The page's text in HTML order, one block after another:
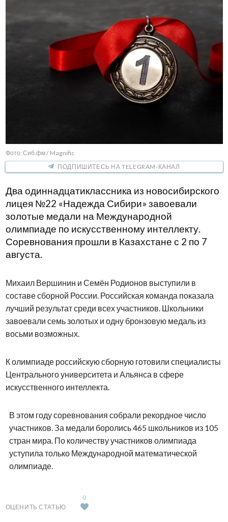
Фото: Сиб.фм / Magnific
ПОДПИШИТЕСЬ НА TELEGRAM-КАНАЛ
Два одиннадцатиклассника из новосибирского
лицея №22 «Надежда Сибири» завоевали
золотые медали на Международной
олимпиаде по искусственному интеллекту.
Соревнования прошли в Казахстане с 2 по 7
августа.
Михаил Вершинин и Семён Родионов выступили в
составе сборной России. Российская команда показала
лучший результат среди всех участников. Школьники
завоевали семь золотых и одну бронзовую медаль из
восьми возможных.
К олимпиаде российскую сборную готовили специалисты
Центрального университета и Альянса в сфере
искусственного интеллекта.
В этом году соревнования собрали рекордное число
участников. За медали боролись 465 школьников из 105
стран мира. По количеству участников олимпиада
уступила только Международной математической
олимпиаде.
ОЦЕНИТЬ СТАТЬЮ
0